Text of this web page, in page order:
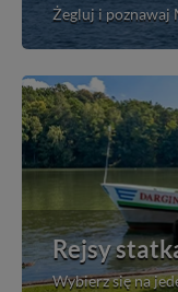
Żegluj i poznawaj
Rejsy
Wybierz się na